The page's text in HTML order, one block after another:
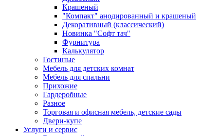
Крашеный
"Компакт" анодированный и крашеный
Декоративный (классический)
Новинка "Софт тач"
Фурнитура
Калькулятор
Гостиные
Мебель для детских комнат
Мебель для спальни
Прихожие
Гардеробные
Разное
Торговая и офисная мебель, детские сады
Двери-купе
Услуги и сервис